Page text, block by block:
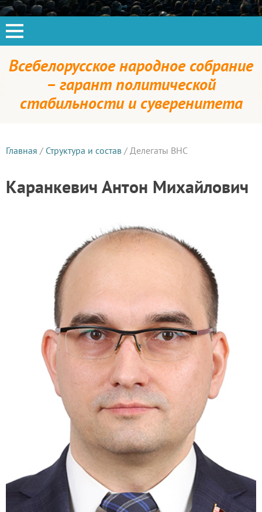
Всебелорусское народное собрание
– гарант политической
стабильности и суверенитета
Главная / Структура и состав / Делегаты ВНС
Каранкевич Антон Михайлович